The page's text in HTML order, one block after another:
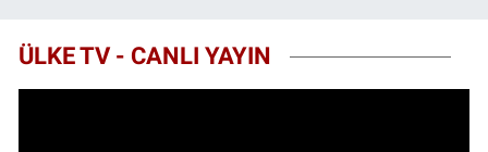
ÜLKE TV - CANLI YAYIN